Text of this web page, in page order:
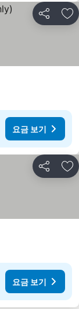
공유 즐
요금 보기
공유 즐
요금 보기